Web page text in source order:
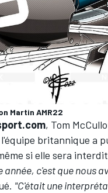
Martin AMR22
, Tom
britannique a
si elle sera
année, c'est que nous
"C'était une